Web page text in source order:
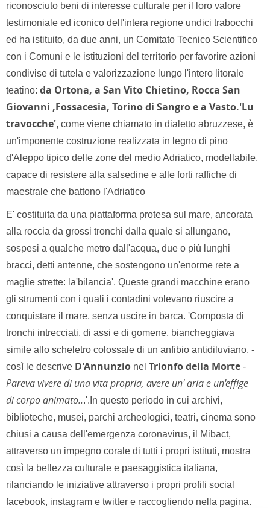
riconosciuto beni di interesse culturale per il loro valore
testimoniale ed iconico dell'intera regione undici trabocchi
ed ha istituito, da due anni, un Comitato Tecnico Scientifico
con i Comuni e le istituzioni del territorio per favorire azioni
condivise di tutela e valorizzazione lungo l'intero litorale
teatino: da Ortona, a San Vito Chietino, Rocca San
Giovanni ,Fossacesia, Torino di Sangro e a Vasto.'Lu
travocche', come viene chiamato in dialetto abruzzese, è
un'imponente costruzione realizzata in legno di pino
d'Aleppo tipico delle zone del medio Adriatico, modellabile,
capace di resistere alla salsedine e alle forti raffiche di
maestrale che battono l'Adriatico
E' costituita da una piattaforma protesa sul mare, ancorata
alla roccia da grossi tronchi dalla quale si allungano,
sospesi a qualche metro dall'acqua, due o più lunghi
bracci, detti antenne, che sostengono un'enorme rete a
maglie strette: la'bilancia'. Queste grandi macchine erano
gli strumenti con i quali i contadini volevano riuscire a
conquistare il mare, senza uscire in barca. 'Composta di
tronchi intrecciati, di assi e di gomene, biancheggiava
simile allo scheletro colossale di un anfibio antidiluviano. -
così le descrive D'Annunzio nel Trionfo della Morte -
Pareva vivere di una vita propria, avere un' aria e un'effige
di corpo animato...'.In questo periodo in cui archivi,
biblioteche, musei, parchi archeologici, teatri, cinema sono
chiusi a causa dell'emergenza coronavirus, il Mibact,
attraverso un impegno corale di tutti i propri istituti, mostra
così la bellezza culturale e paesaggistica italiana,
rilanciando le iniziative attraverso i propri profili social
facebook, instagram e twitter e raccogliendo nella pagina.